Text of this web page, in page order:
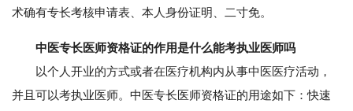
术确有专长考核申请表、本人身份证明、二寸免。
中医专长医师资格证的作用是什么能考执业医师吗
以个人开业的方式或者在医疗机构内从事中医医疗活动，
并且可以考执业医师。中医专长医师资格证的用途如下：快速